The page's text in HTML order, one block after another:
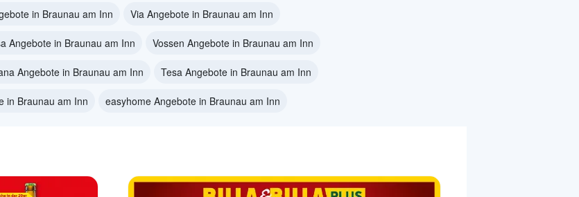
in Braunau am Inn Via Angebote in Braunau am Inn
Angebote in Braunau am Inn Vossen Angebote in Braunau am Inn
Angebote in Braunau am Inn Tesa Angebote in Braunau am Inn
in Braunau am Inn easyhome Angebote in Braunau am Inn